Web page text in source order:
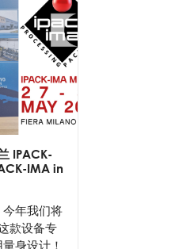
IPACK-
IMA in
年我们将
款设备专
身设计！